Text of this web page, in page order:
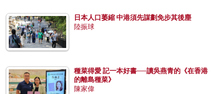
日本人口萎縮 中港須先謀劃免步其後塵
陸振球
種菜得愛 記一本好書──讀吳燕青的《在香港
的離島種菜》
陳家偉